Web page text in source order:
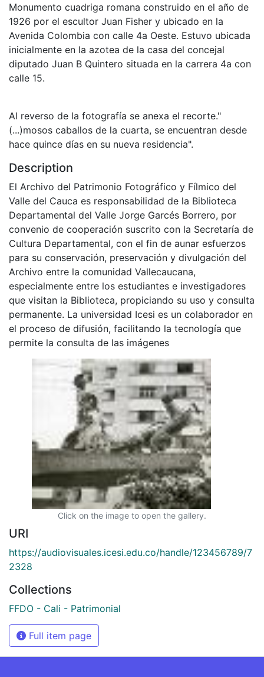
Monumento cuadriga romana construido en el año de
1926 por el escultor Juan Fisher y ubicado en la
Avenida Colombia con calle 4a Oeste. Estuvo ubicada
inicialmente en la azotea de la casa del concejal
diputado Juan B Quintero situada en la carrera 4a con
calle 15.
Al reverso de la fotografía se anexa el recorte."
(...)mosos caballos de la cuarta, se encuentran desde
hace quince días en su nueva residencia".
Description
El Archivo del Patrimonio Fotográfico y Fílmico del
Valle del Cauca es responsabilidad de la Biblioteca
Departamental del Valle Jorge Garcés Borrero, por
convenio de cooperación suscrito con la Secretaría de
Cultura Departamental, con el fin de aunar esfuerzos
para su conservación, preservación y divulgación del
Archivo entre la comunidad Vallecaucana,
especialmente entre los estudiantes e investigadores
que visitan la Biblioteca, propiciando su uso y consulta
permanente. La universidad Icesi es un colaborador en
el proceso de difusión, facilitando la tecnología que
permite la consulta de las imágenes
Click on the image to open the gallery.
URI
https://audiovisuales.icesi.edu.co/handle/123456789/7
2328
Collections
FFDO - Cali - Patrimonial
Full item page